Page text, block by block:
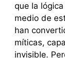
que la
medio de
han
míticas,
invisible.